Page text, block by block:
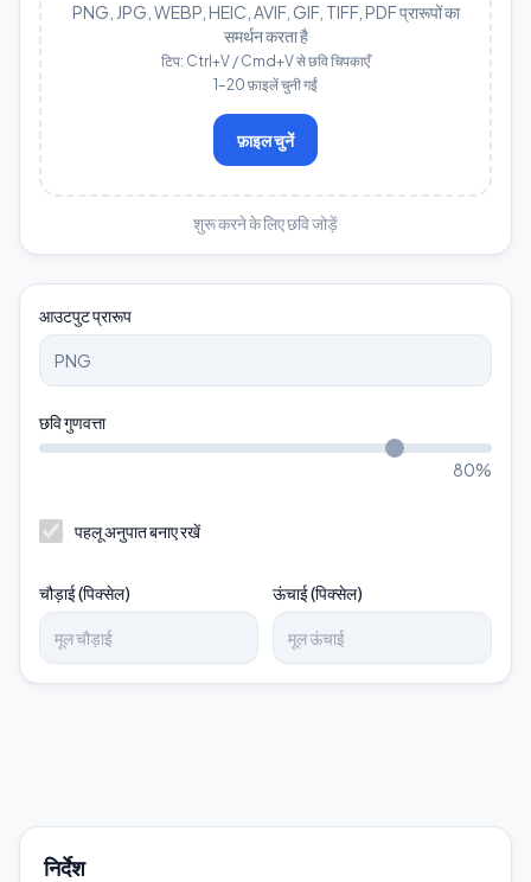
PNG, JPG, WEBP, HEIC, AVIF, GIF, TIFF, PDF प्रारूपों का
समर्थन करता है
टिप: Ctrl+V / Cmd+V से छवि चिपकाएँ
1–20 फ़ाइलें चुनी गईं
फ़ाइल चुनें
शुरू करने के लिए छवि जोड़ें
आउटपुट प्रारूप
छवि गुणवत्ता
80%
पहलू अनुपात बनाए रखें
चौड़ाई (पिक्सेल) ऊंचाई (पिक्सेल)
निर्देश